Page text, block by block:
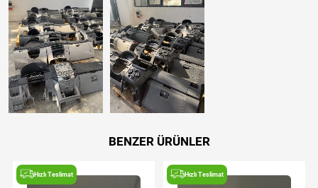
BENZER ÜRÜNLER
Hızlı Teslimat Hızlı Teslimat